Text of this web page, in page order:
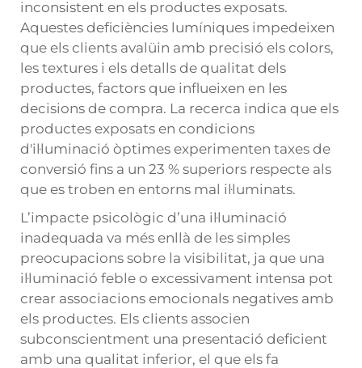
inconsistent en els productes exposats.
Aquestes deficiències lumíniques impedeixen
que els clients avalüin amb precisió els colors,
les textures i els detalls de qualitat dels
productes, factors que influeixen en les
decisions de compra. La recerca indica que els
productes exposats en condicions
d'il·luminació òptimes experimenten taxes de
conversió fins a un 23 % superiors respecte als
que es troben en entorns mal il·luminats.
L’impacte psicològic d’una il·luminació
inadequada va més enllà de les simples
preocupacions sobre la visibilitat, ja que una
il·luminació feble o excessivament intensa pot
crear associacions emocionals negatives amb
els productes. Els clients associen
subconscientment una presentació deficient
amb una qualitat inferior, el que els fa